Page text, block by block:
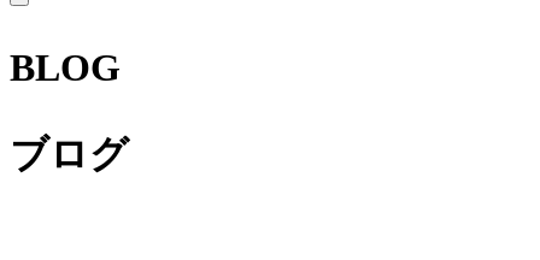
MENU
BLOG
ブログ